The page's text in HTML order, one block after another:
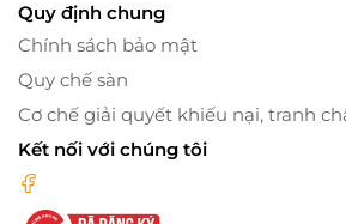
Quy định chung
Chính sách bảo mật
Quy chế sàn
Cơ chế giải quyết khiếu nại, tranh
Kết nối với chúng tôi